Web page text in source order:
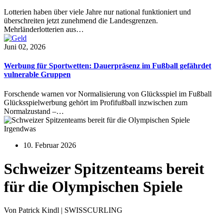
Lotterien haben über viele Jahre nur national funktioniert und
überschreiten jetzt zunehmend die Landesgrenzen.
Mehrländerlotterien aus…
Juni 02, 2026
Werbung für Sportwetten: Dauerpräsenz im Fußball gefährdet
vulnerable Gruppen
Forschende warnen vor Normalisierung von Glücksspiel im Fußball
Glücksspielwerbung gehört im Profifußball inzwischen zum
Normalzustand –…
Irgendwas
10. Februar 2026
Schweizer Spitzenteams bereit
für die Olympischen Spiele
Von Patrick Kindl | SWISSCURLING